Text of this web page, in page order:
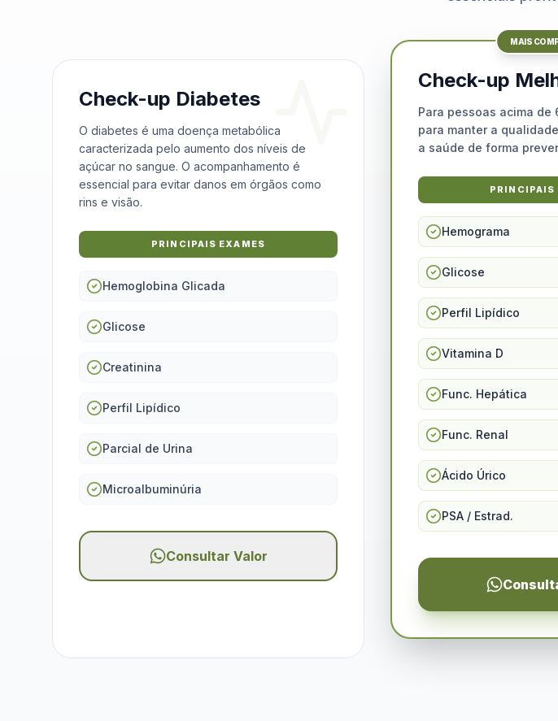
Check-up Diabetes
O diabetes é uma doença metabólica
caracterizada pelo aumento dos níveis de
açúcar no sangue. O acompanhamento é
essencial para evitar danos em órgãos como
rins e visão.
PRINCIPAIS EXAMES
Hemoglobina Glicada
Glicose
Creatinina
Perfil Lipídico
Parcial de Urina
Microalbuminúria
Consultar Valor
MAIS
Check-up
Para pessoas acima de
para manter a
a saúde de forma
PRINCIPAIS
Hemograma
Glicose
Perfil Lipídico
Vitamina D
Func. Hepática
Func. Renal
Ácido Úrico
PSA / Estrad.